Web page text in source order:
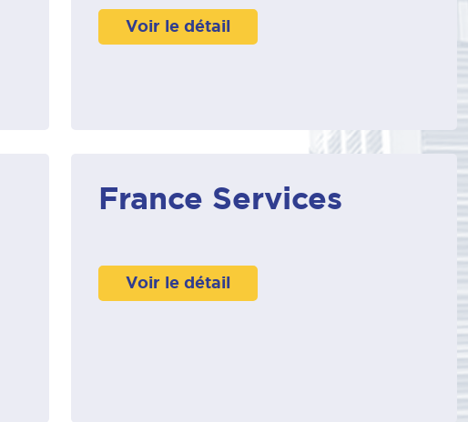
Voir le détail
France Services
Voir le détail